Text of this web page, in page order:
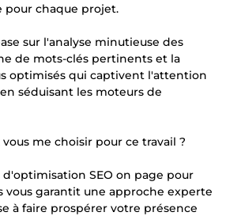
pour chaque projet.
sur l'analyse minutieuse des
de mots-clés pertinents et la
optimisés qui captivent l'attention
séduisant les moteurs de
me choisir pour ce travail ?
d'optimisation SEO on page pour
vous garantit une approche experte
à faire prospérer votre présence